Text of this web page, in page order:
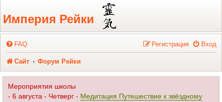
Регистрация
Империя Рейки
FAQ Вход
Регистрация
Сайт Форум Рейки
Мероприятия школы
- 6 августа - Четверг - Медитация Путешествие к звёздному